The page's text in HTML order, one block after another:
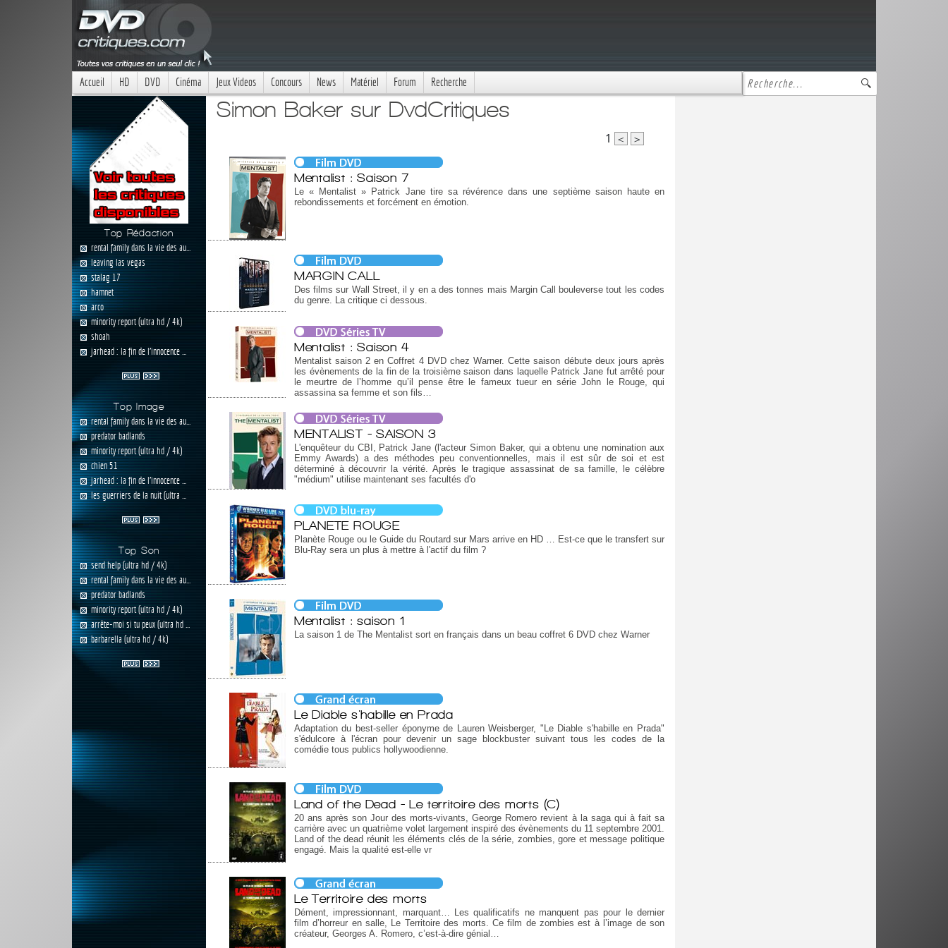
Accueil HD DVD Cinéma Jeux Videos Concours News Matériel Forum Recherche
Top Rédaction
rental family dans la vie des au...
leaving las vegas
stalag 17
hamnet
arco
minority report (ultra hd / 4k)
shoah
jarhead : la fin de l'innocence ...
Top Image
rental family dans la vie des au...
predator badlands
minority report (ultra hd / 4k)
chien 51
jarhead : la fin de l'innocence ...
les guerriers de la nuit (ultra ...
Top Son
send help (ultra hd / 4k)
rental family dans la vie des au...
predator badlands
minority report (ultra hd / 4k)
arrête-moi si tu peux (ultra hd ...
barbarella (ultra hd / 4k)
Simon Baker sur DvdCritiques
1 < >
Mentalist : Saison 7
Le « Mentalist » Patrick Jane tire sa révérence dans une septième saison haute en
rebondissements et forcément en émotion.
MARGIN CALL
Des films sur Wall Street, il y en a des tonnes mais Margin Call bouleverse tout les codes
du genre. La critique ci dessous.
Mentalist : Saison 4
Mentalist saison 2 en Coffret 4 DVD chez Warner. Cette saison débute deux jours après
les évènements de la fin de la troisième saison dans laquelle Patrick Jane fut arrêté pour
le meurtre de l’homme qu’il pense être le fameux tueur en série John le Rouge, qui
assassina sa femme et son fils…
MENTALIST - SAISON 3
L'enquêteur du CBI, Patrick Jane (l'acteur Simon Baker, qui a obtenu une nomination aux
Emmy Awards) a des méthodes peu conventionnelles, mais il est sûr de soi et est
déterminé à découvrir la vérité. Après le tragique assassinat de sa famille, le célèbre
"médium" utilise maintenant ses facultés d'o
PLANETE ROUGE
Planète Rouge ou le Guide du Routard sur Mars arrive en HD … Est-ce que le transfert sur
Blu-Ray sera un plus à mettre à l'actif du film ?
Mentalist : saison 1
La saison 1 de The Mentalist sort en français dans un beau coffret 6 DVD chez Warner
Le Diable s'habille en Prada
Adaptation du best-seller éponyme de Lauren Weisberger, "Le Diable s'habille en Prada"
s'édulcore à l'écran pour devenir un sage blockbuster suivant tous les codes de la
comédie tous publics hollywoodienne.
Land of the Dead - Le territoire des morts (C)
20 ans après son Jour des morts-vivants, George Romero revient à la saga qui à fait sa
carrière avec un quatrième volet largement inspiré des évènements du 11 septembre 2001.
Land of the dead réunit les éléments clés de la série, zombies, gore et message politique
engagé. Mais la qualité est-elle vr
Le Territoire des morts
Dément, impressionnant, marquant… Les qualificatifs ne manquent pas pour le dernier
film d’horreur en salle, Le Territoire des morts. Ce film de zombies est à l’image de son
créateur, Georges A. Romero, c’est-à-dire génial…